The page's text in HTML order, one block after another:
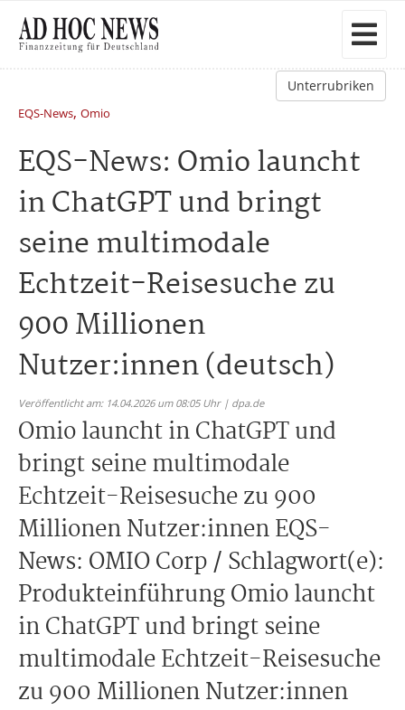
Unterrubriken
EQS-News, Omio
EQS-News: Omio launcht
in ChatGPT und bringt
seine multimodale
Echtzeit-Reisesuche zu
900 Millionen
Nutzer:innen (deutsch)
Veröffentlicht am: 14.04.2026 um 08:05 Uhr | dpa.de
Omio launcht in ChatGPT und
bringt seine multimodale
Echtzeit-Reisesuche zu 900
Millionen Nutzer:innen EQS-
News: OMIO Corp / Schlagwort(e):
Produkteinführung Omio launcht
in ChatGPT und bringt seine
multimodale Echtzeit-Reisesuche
zu 900 Millionen Nutzer:innen